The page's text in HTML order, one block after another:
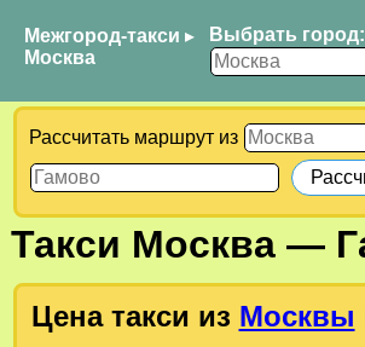
Межгород-такси ▸
Москва
Выбрать город:
Рассчитать маршрут из
Такси Москва—
Цена такси из Москвы